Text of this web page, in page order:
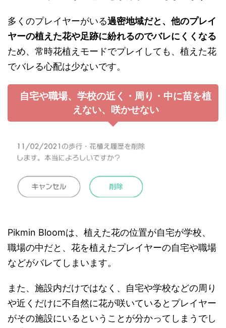
多くのプレイヤーがいる過密地域だと、他のプレイ
ヤーの植えた花や足跡に紛れるのでバレにくくなる
ため、常時花植えモードでプレイしても、植えた花
でバレる心配は少ないです。
自宅や職場、学校の近く・周り・中に苗を植
えない、咲かせない
Pikmin Bloomは、植えた花の位置が自宅が学校、
職場の中だと、花を植えたプレイヤーの自宅や職場
などがバレてしまいます。
また、施設内だけではなく、自宅や学校などの周り
や近くだけに不自然に花が咲いているとプレイヤー
がその施設にいるということが分かってしまうでし